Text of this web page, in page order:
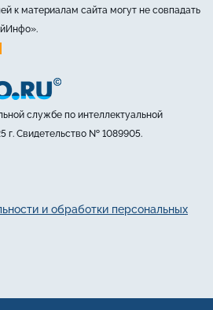
к материалам сайта могут не совпадать
службе по интеллектуальной
г. Свидетельство № 1089905.
и обработки персональных